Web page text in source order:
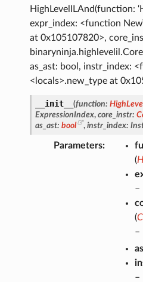
HighLevelILAnd(function:
expr_index: <function
at 0x105107820>,
as_ast: bool, instr_index:
<locals>.new_type at
__init__ (function:
ExpressionIndex, core_instr:
as_ast: bool ,instr_index:
Parameters
(
–
(
–
–